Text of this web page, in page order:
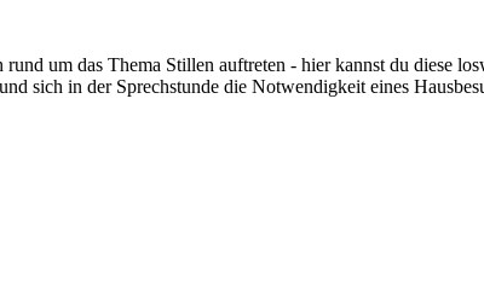
um das Thema Stillen auftreten - hier kannst du diese
sich in der Sprechstunde die Notwendigkeit eines